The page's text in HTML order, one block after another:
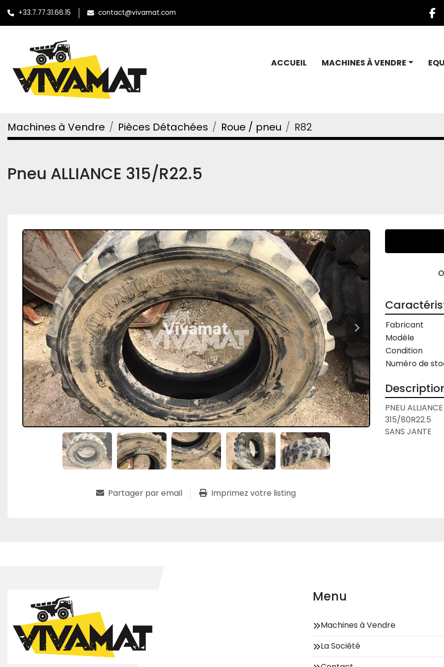
+33.7.77.31.66.15 contact@vivamat.com
ACCUEIL MACHINES À VENDRE
Machines à Vendre Pièces Détachées Roue / pneu R82
Pneu ALLIANCE 315/R22.5
Partager par email Imprimez votre listing
Fabricant
Modèle
Condition
Numéro de
PNEU ALLIANCE
315/80R22.5
SANS JANTE
Menu
Machines à Vendre
La Société